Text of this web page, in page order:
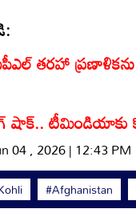
తరహా
షాక్‌.. టీమిండియాకు
04 , 2026 | 12:43 PM
#Afghanistan